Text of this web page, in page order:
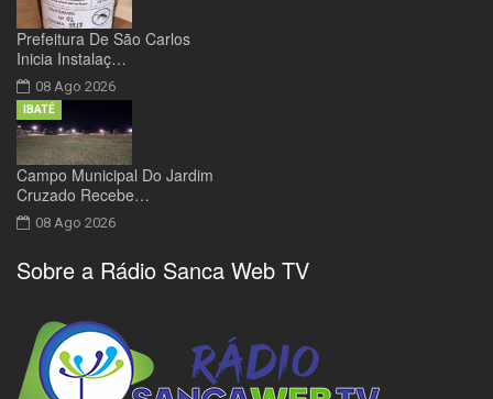
Prefeitura De São Carlos
Inicia Instalaç…
08 Ago 2026
Campo Municipal Do Jardim
Cruzado Recebe…
08 Ago 2026
IBATÉ
Sobre a Rádio Sanca Web TV